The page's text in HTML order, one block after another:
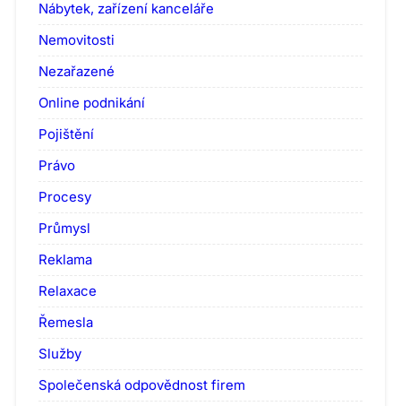
Nábytek, zařízení kanceláře
Nemovitosti
Nezařazené
Online podnikání
Pojištění
Právo
Procesy
Průmysl
Reklama
Relaxace
Řemesla
Služby
Společenská odpovědnost firem